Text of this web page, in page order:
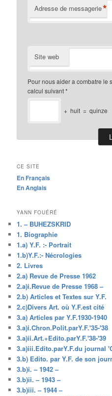
Adresse de messagerie*
Site web
Pour nous aider a combatre le
calcul suivant*
+ huit = quinze
CE SITE
En Français
En Anglais
YANN FOUÉRÉ
1. – BUHEZSKRID
1. Biographie
1.a) Y.F. :- Portrait
1.b)Y.F.:- Nécrologies
2. Livres
2.a) Revue de Presse 1962
2.a)i.Revue de Presse 1968 –
2.b) Articles et Textes sur Y.F.
2.c)Divers Art. où Y.F.est cité
3.a) Articles par Y.F.1930-1940
3.a)i.Chron.Polit.parY.F.'35-'38
3.a)ii.Art.+Edito.parY.F.'38-'39
3.a)iii.Edito.parY.F.du journal
3.b) Edito. par Y.F. de son
3.b)i. – 1942 –
3.b)ii. – 1943 –
3.b)iii. – 1944 –